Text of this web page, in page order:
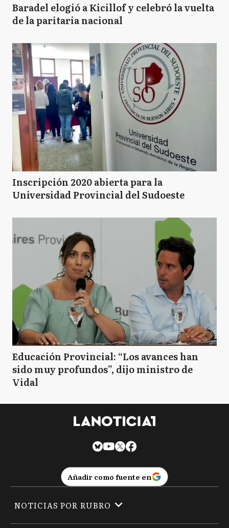
Baradel elogió a Kicillof y celebró la vuelta
de la paritaria nacional
Inscripción 2020 abierta para la
Universidad Provincial del Sudoeste
Educación Provincial: “Los avances han
sido muy profundos”, dijo ministro de
Vidal
Añadir como fuente en
NOTICIAS POR RUBRO